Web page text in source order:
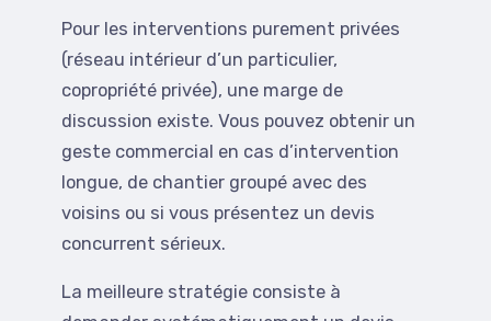
Pour les interventions purement privées
(réseau intérieur d’un particulier,
copropriété privée), une marge de
discussion existe. Vous pouvez obtenir un
geste commercial en cas d’intervention
longue, de chantier groupé avec des
voisins ou si vous présentez un devis
concurrent sérieux.
La meilleure stratégie consiste à